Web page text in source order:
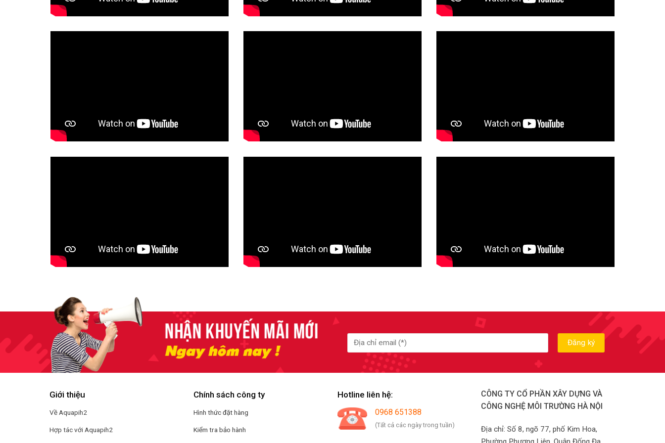
Giới thiệu
Về Aquapih2
Hợp tác với Aquapih2
Chính sách công ty
Hình thức đặt hàng
Kiểm tra bảo hành
Hotline liên hệ:
0968 651388
(Tất cả các ngày trong tuần)
CÔNG TY CỔ PHẦN XÂY DỰNG VÀ
CÔNG NGHỆ MÔI TRƯỜNG HÀ NỘI
Địa chỉ: Số 8, ngõ 77, phố Kim Hoa,